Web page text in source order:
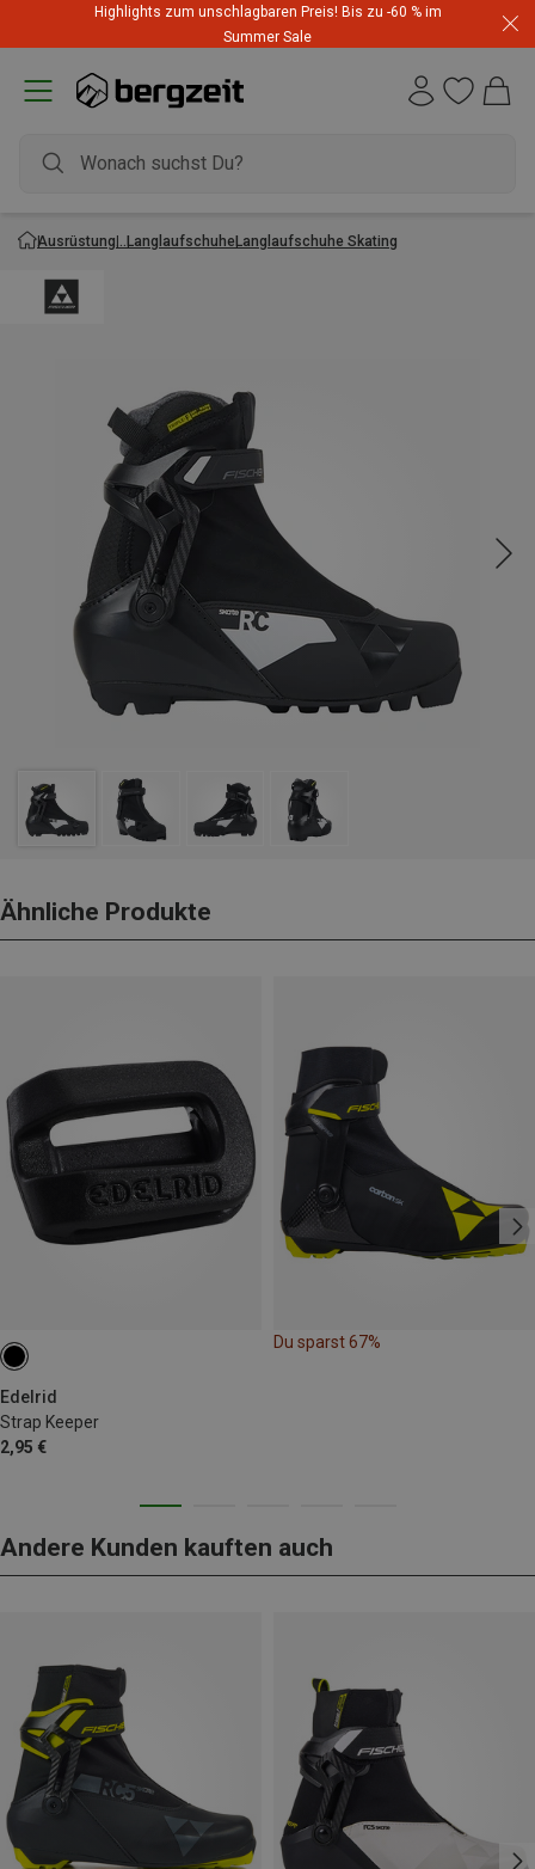
Highlights zum unschlagbaren Preis! Bis zu -60 % im
Summer Sale
Ausrüstung LanglaufschuheLanglaufschuhe Skating
Ähnliche Produkte
Edelrid
Strap Keeper
2,95 €
Du sparst 67%
Andere Kunden kauften auch